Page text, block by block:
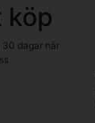
köp
dagar när